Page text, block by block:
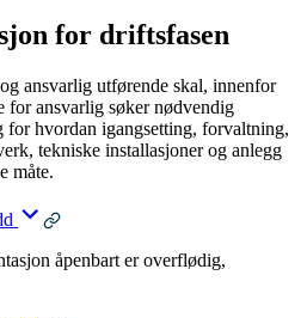
for driftsfasen
ansvarlig utførende skal, innenfor
for ansvarlig søker nødvendig
for hvordan igangsetting, forvaltning,
tekniske installasjoner og anlegg
måte.
åpenbart er overflødig,